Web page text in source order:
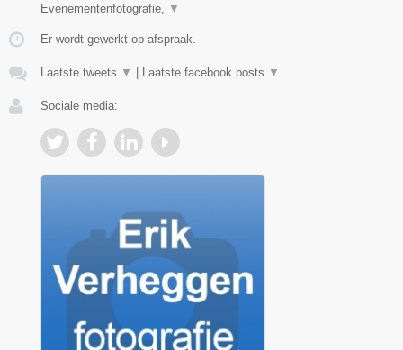
Evenementenfotografie,
▼
Er wordt gewerkt op afspraak.
Laatste tweets ▼ Laatste facebook posts ▼
Sociale media: